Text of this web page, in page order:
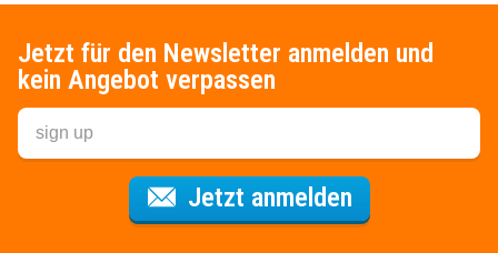
Jetzt für den Newsletter anmelden und
kein Angebot verpassen
Jetzt anmeldenFür den